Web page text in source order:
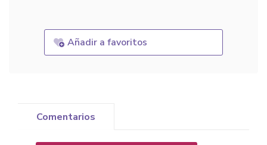
Añadir a favoritos
Comentarios